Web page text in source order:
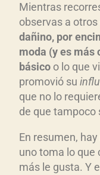
Mientras
observas a
dañino, por
moda (y es más
básico o lo que
promovió su
que no lo
de que tampoco
En resumen,
uno toma lo que
más le gusta. Y